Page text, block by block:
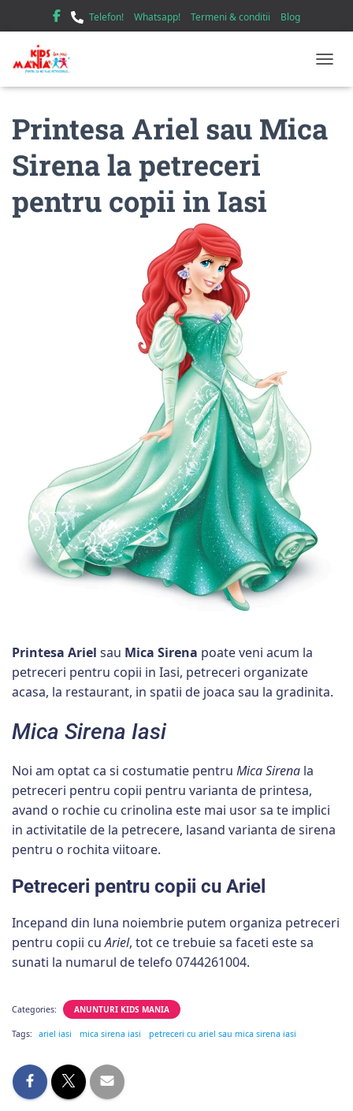
Telefon! Whatsapp! Termeni & conditii Blog
Printesa Ariel sau Mica
Sirena la petreceri
pentru copii in Iasi
Printesa Ariel sau Mica Sirena poate veni acum la
petreceri pentru copii in Iasi, petreceri organizate
acasa, la restaurant, in spatii de joaca sau la gradinita.
Mica Sirena Iasi
Noi am optat ca si costumatie pentru Mica Sirena la
petreceri pentru copii pentru varianta de printesa,
avand o rochie cu crinolina este mai usor sa te implici
in activitatile de la petrecere, lasand varianta de sirena
pentru o rochita viitoare.
Petreceri pentru copii cu Ariel
Incepand din luna noiembrie putem organiza petreceri
pentru copii cuAriel, tot ce trebuie sa faceti este sa
sunati la numarul de telefo 0744261004.
Categories: ANUNTURI KIDS MANIA
Tags: ariel iasi mica sirena iasi petreceri cu ariel sau mica sirena iasi